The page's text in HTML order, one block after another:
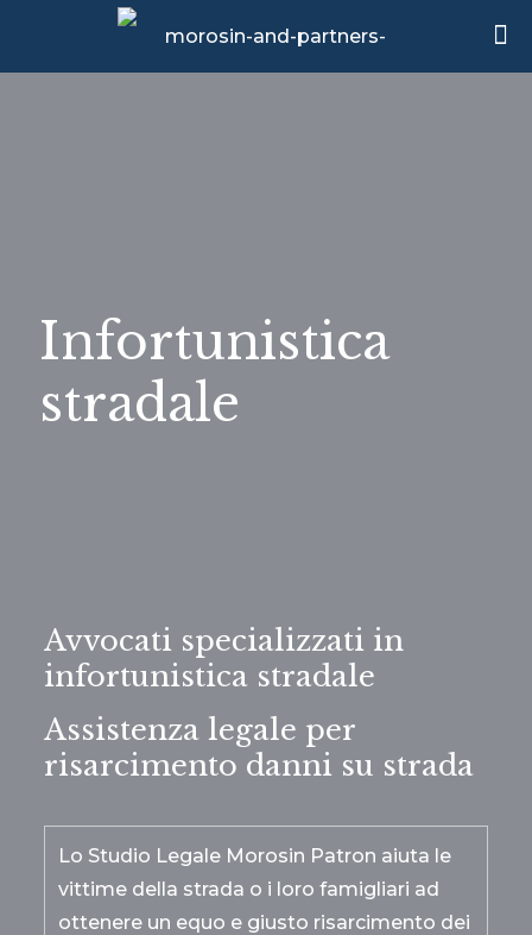
Infortunistica
stradale
Avvocati specializzati in
infortunistica stradale
Assistenza legale per
risarcimento danni su strada
Lo Studio Legale Morosin Patron aiuta le
vittime della strada o i loro famigliari ad
ottenere un equo e giusto risarcimento dei